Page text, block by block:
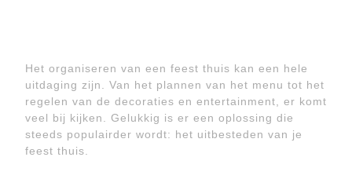
Het organiseren van een feest thuis kan een hele
uitdaging zijn. Van het plannen van het menu tot het
regelen van de decoraties en entertainment, er komt
veel bij kijken. Gelukkig is er een oplossing die
steeds populairder wordt: het uitbesteden van je
feest thuis.